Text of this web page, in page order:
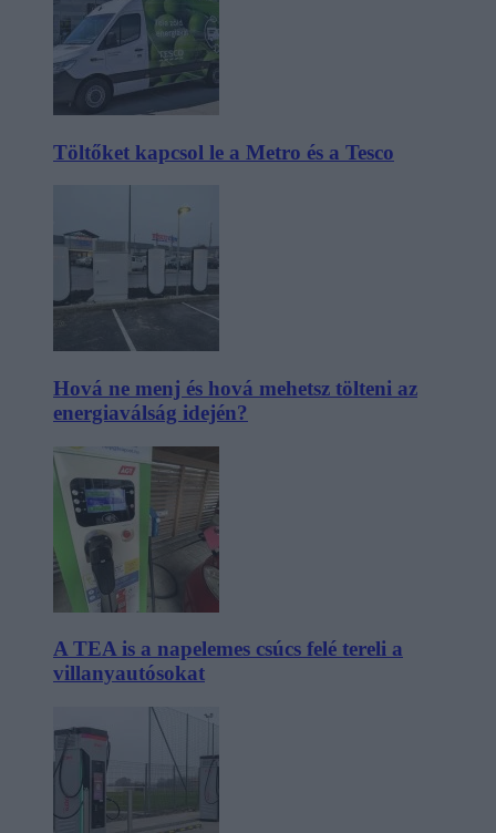
Töltőket kapcsol le a Metro és a Tesco
Hová ne menj és hová mehetsz tölteni az
energiaválság idején?
A TEA is a napelemes csúcs felé tereli a
villanyautósokat